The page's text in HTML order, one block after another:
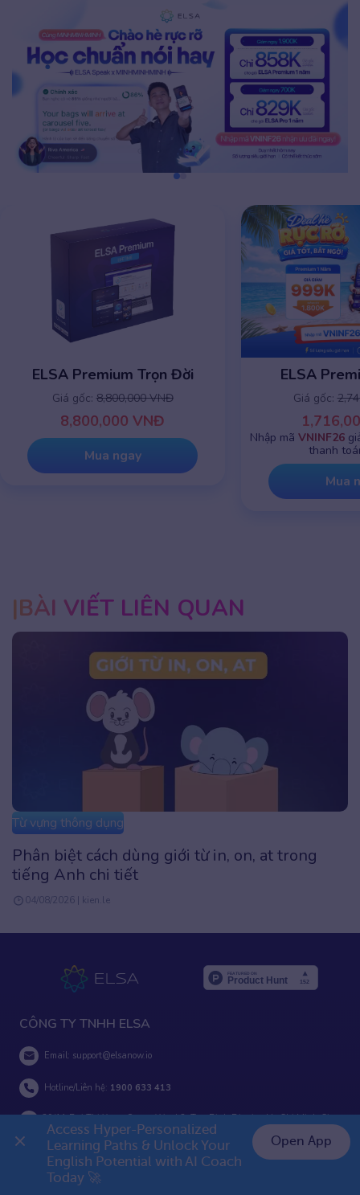
ELSA Premium 1 năm
Giá gốc: 2,745,000 VNĐ
1,716,000 VNĐ
Nhập mãVNINF26giảm chỉ còn999K
thanh toán online
ELSA
Giá gốc:
Mua
BÀI VIẾT LIÊN QUAN
Từ vựng thông dụng
Remain là gì? Cách dùng cấu trúc Retain dễ
hiểu, kèm ví dụ
26/07/2026 | Admin
👉 Premium 1 năm chỉ 999K
CÔNG TY TNHH ELSA
Email: support@elsanow.io
Hotline/Liên hệ: 1900 633 413
29/11 Bui Thi Xuan Street, Ward 2, Tan Binh District, Ho Chi Minh City,
Vietnam
Access Hyper-Personalized
Learning Paths & Unlock Your
English Potential with AI Coach
Today 🚀
Open App